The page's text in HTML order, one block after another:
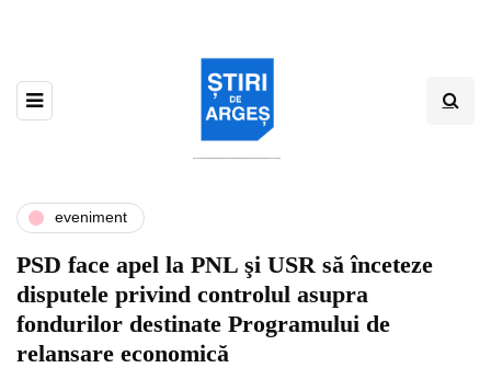
eveniment
PSD face apel la PNL şi USR să înceteze
disputele privind controlul asupra
fondurilor destinate Programului de
relansare economică